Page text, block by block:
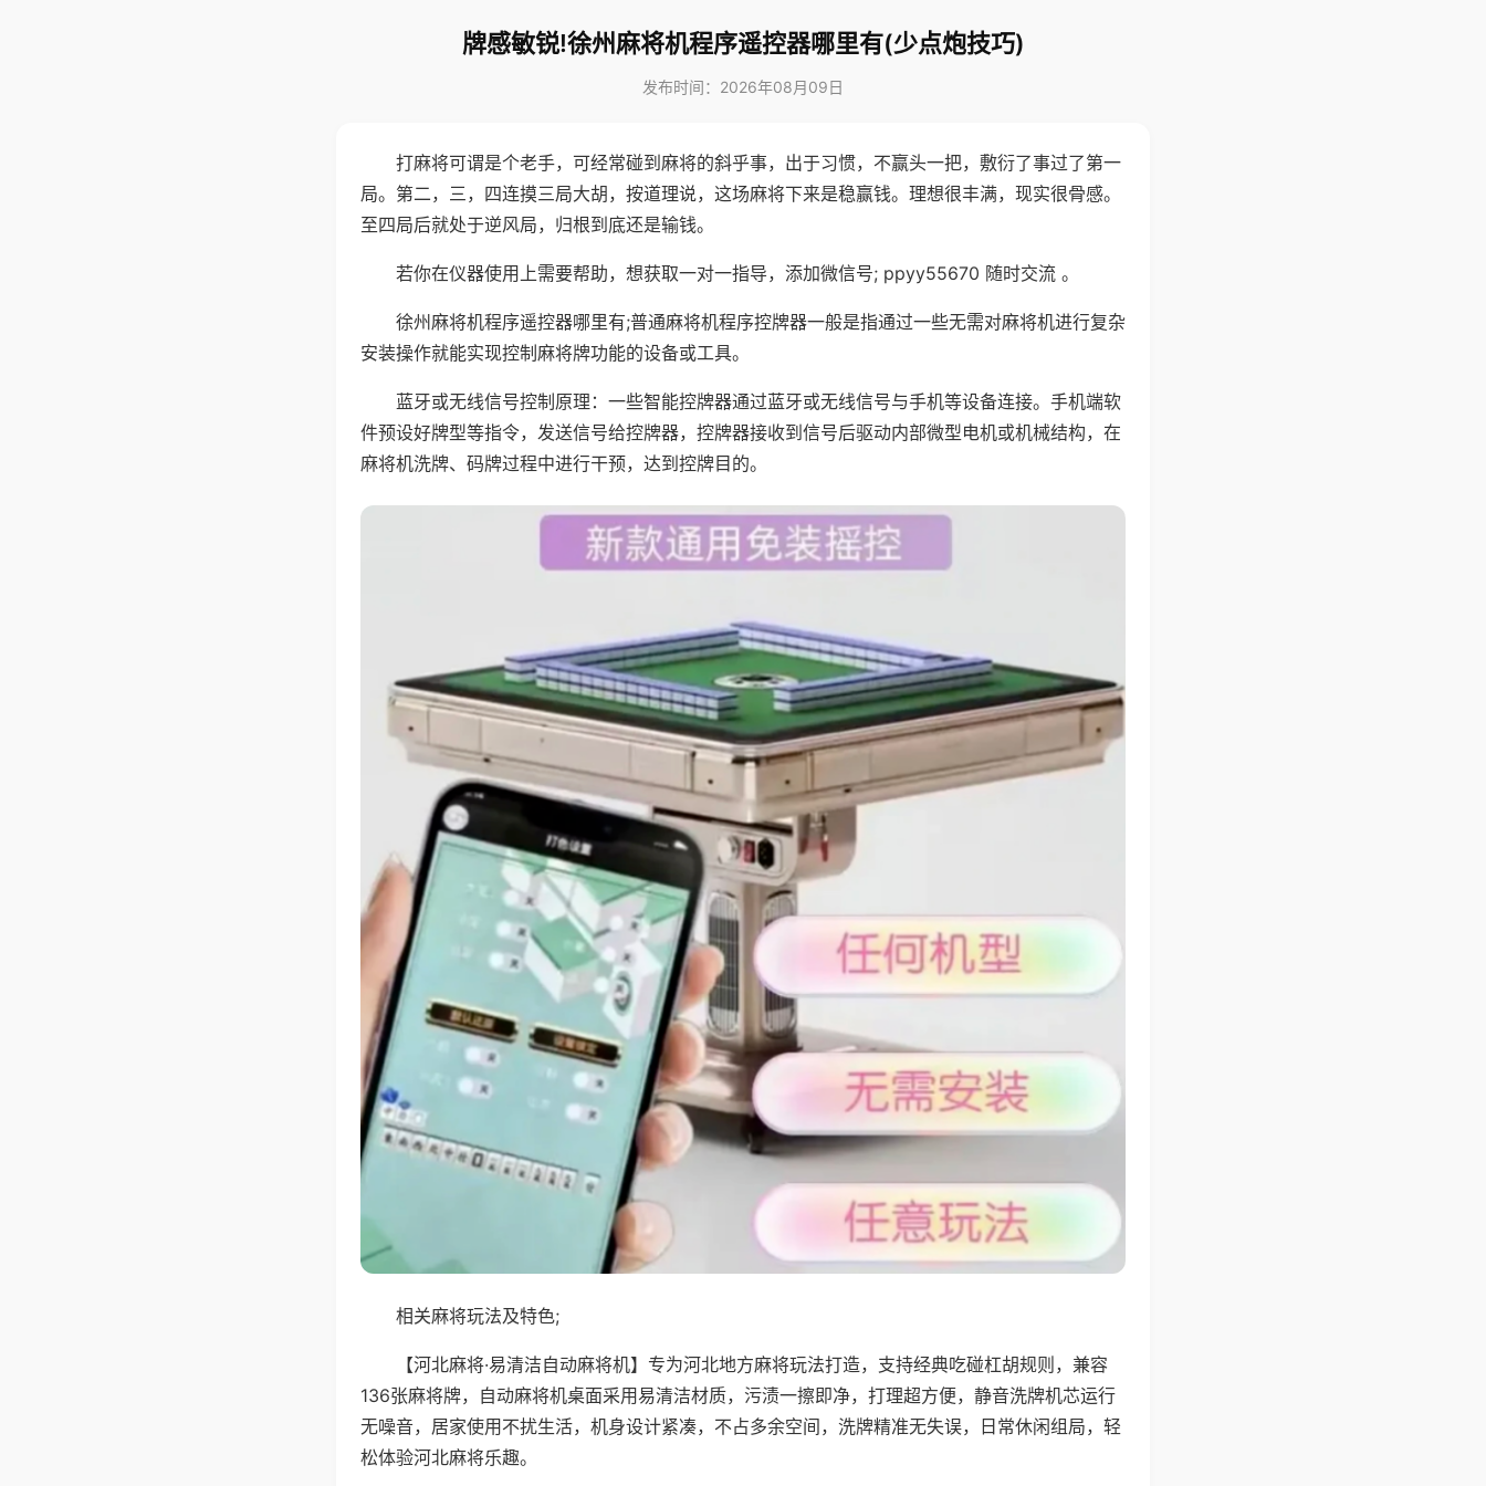
牌感敏锐!徐州麻将机程序遥控器哪里有(少点炮技巧)
发布时间：2026年08月09日
打麻将可谓是个老手，可经常碰到麻将的斜乎事，出于习惯，不赢头一把，敷衍了事过了第一
局。第二，三，四连摸三局大胡，按道理说，这场麻将下来是稳赢钱。理想很丰满，现实很骨感。
至四局后就处于逆风局，归根到底还是输钱。
若你在仪器使用上需要帮助，想获取一对一指导，添加微信号; ppyy55670 随时交流 。
徐州麻将机程序遥控器哪里有;普通麻将机程序控牌器一般是指通过一些无需对麻将机进行复杂
安装操作就能实现控制麻将牌功能的设备或工具。
蓝牙或无线信号控制原理：一些智能控牌器通过蓝牙或无线信号与手机等设备连接。手机端软
件预设好牌型等指令，发送信号给控牌器，控牌器接收到信号后驱动内部微型电机或机械结构，在
麻将机洗牌、码牌过程中进行干预，达到控牌目的。
相关麻将玩法及特色;
【河北麻将·易清洁自动麻将机】专为河北地方麻将玩法打造，支持经典吃碰杠胡规则，兼容
136张麻将牌，自动麻将机桌面采用易清洁材质，污渍一擦即净，打理超方便，静音洗牌机芯运行
无噪音，居家使用不扰生活，机身设计紧凑，不占多余空间，洗牌精准无失误，日常休闲组局，轻
松体验河北麻将乐趣。